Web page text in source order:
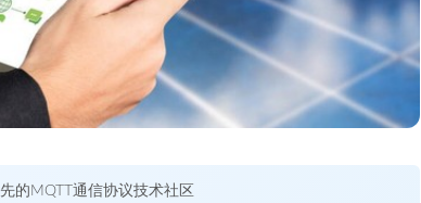
的MQTT通信协议技术社区